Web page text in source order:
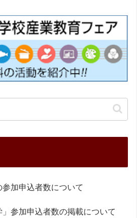
加申込者数について
参加申込者数の掲載について